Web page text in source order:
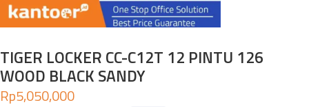
TIGER LOCKER CC-C12T 12 PINTU 126
WOOD BLACK SANDY
Rp5,050,000